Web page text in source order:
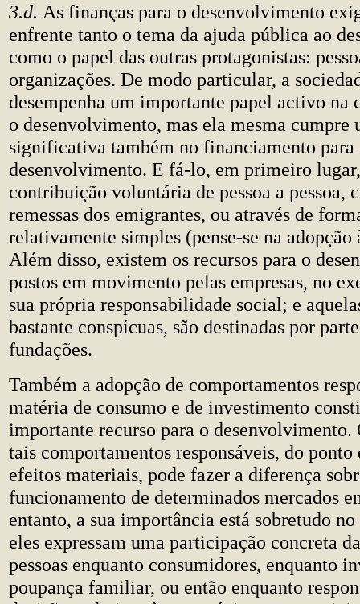
3.d. As finanças para o desenvolvimento
enfrente tanto o tema da ajuda pública ao
como o papel das outras protagonistas:
organizações. De modo particular, a
desempenha um importante papel activo na
o desenvolvimento, mas ela mesma cumpre
significativa também no financiamento para
desenvolvimento. E fá-lo, em primeiro
contribuição voluntária de pessoa a pessoa,
remessas dos emigrantes, ou através de
relativamente simples (pense-se na adopção
Além disso, existem os recursos para o
postos em movimento pelas empresas, no
sua própria responsabilidade social; e
bastante conspícuas, são destinadas por
fundações.
Também a adopção de comportamentos
matéria de consumo e de investimento
importante recurso para o
tais comportamentos responsáveis, do ponto
efeitos materiais, pode fazer a diferença
funcionamento de determinados mercados
entanto, a sua importância está sobretudo
eles expressam uma participação concreta
pessoas enquanto consumidores, enquanto
poupança familiar, ou então enquanto